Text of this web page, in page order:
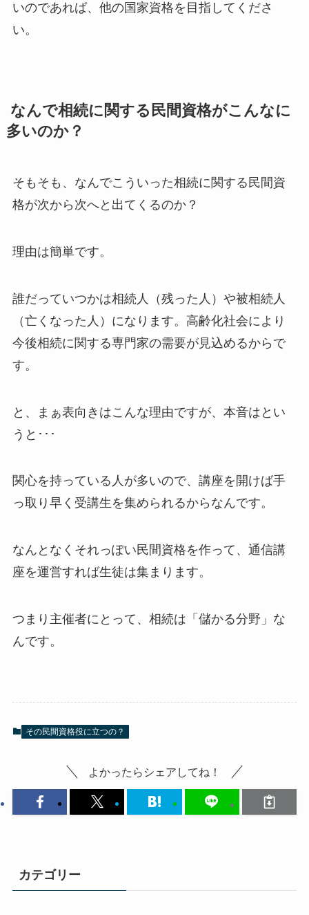
いのであれば、他の国家資格を目指してくださ
い。
なんで相続に関する民間資格がこんなに
多いのか？
そもそも、なんでこういった相続に関する民間資
格が次から次へと出てくるのか？
理由は簡単です。
誰だっていつかは相続人（残った人）や被相続人
（亡くなった人）になります。高齢化社会により
今後相続に関する専門家の需要が見込めるからで
す。
と、まぁ表向きはこんな理由ですが、本音はとい
うと･･･
関心を持っている人が多いので、講座を開けば手
っ取り早く受講生を集められるからなんです。
なんとなくそれっぽい民間資格を作って、通信講
座を運営すれば生徒は集まります。
つまり主催者にとって、相続は「儲かる分野」な
んです。
その民間資格役に立つの？
よかったらシェアしてね！
カテゴリー